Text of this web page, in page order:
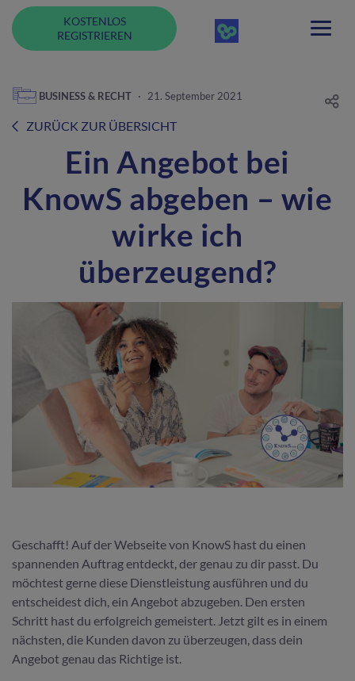
KOSTENLOS
REGISTRIEREN
BUSINESS & RECHT · 21. September 2021
ZURÜCK ZUR ÜBERSICHT
Ein Angebot bei
KnowS abgeben – wie
wirke ich
überzeugend?
Geschafft! Auf der Webseite von KnowS hast du einen
spannenden Auftrag entdeckt, der genau zu dir passt. Du
möchtest gerne diese Dienstleistung ausführen und du
entscheidest dich, ein Angebot abzugeben. Den ersten
Schritt hast du erfolgreich gemeistert. Jetzt gilt es in einem
nächsten, die Kunden davon zu überzeugen, dass dein
Angebot genau das Richtige ist.